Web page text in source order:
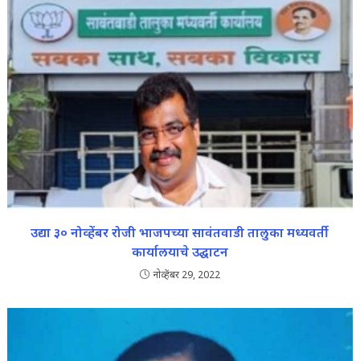
उद्या ३० नोव्हेंबर रोजी भाजपच्या सावंतवाडी तालुका मध्यवर्ती
कार्यालयाचे उद्घाटन
नोव्हेंबर 29, 2022